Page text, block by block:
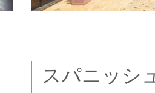
スパニッシ